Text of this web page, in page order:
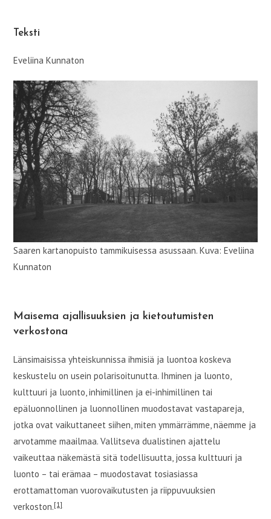
Teksti
Eveliina Kunnaton
Saaren kartanopuisto tammikuisessa asussaan. Kuva: Eveliina
Kunnaton
Maisema ajallisuuksien ja kietoutumisten
verkostona
Länsimaisissa yhteiskunnissa ihmisiä ja luontoa koskeva
keskustelu on usein polarisoitunutta. Ihminen ja luonto,
kulttuuri ja luonto, inhimillinen ja ei-inhimillinen tai
epäluonnollinen ja luonnollinen muodostavat vastapareja,
jotka ovat vaikuttaneet siihen, miten ymmärrämme, näemme ja
arvotamme maailmaa. Vallitseva dualistinen ajattelu
vaikeuttaa näkemästä sitä todellisuutta, jossa kulttuuri ja
luonto – tai erämaa – muodostavat tosiasiassa
erottamattoman vuorovaikutusten ja riippuvuuksien
verkoston.[1]